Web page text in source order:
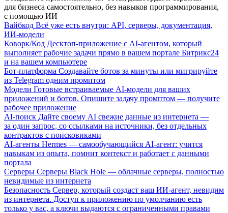
для бизнеса самостоятельно, без навыков программирования,
с помощью ИИ
Вайбкод Всё уже есть внутри: API, серверы, документация,
ИИ-модели
Коворк/Код Десктоп-приложение с AI-агентом, который
выполняет рабочие задачи прямо в вашем портале Битрикс24
и на вашем компьютере
Бот-платформа Создавайте ботов за минуты или мигрируйте
из Telegram одним промптом
Модели Готовые встраиваемые AI-модели для ваших
приложений и ботов. Опишите задачу промптом — получите
рабочее приложение
AI-поиск Дайте своему AI свежие данные из интернета —
за один запрос, со ссылками на источники, без отдельных
контрактов с поисковиками
AI-агенты Hermes — самообучающийся AI-агент: учится
навыкам из опыта, помнит контекст и работает с данными
портала
Серверы Серверы Black Hole — облачные серверы, полностью
невидимые из интернета
Безопасность Сервер, который создаст ваш ИИ-агент, невидим
из интернета. Доступ к приложению по умолчанию есть
только у вас, а ключи выдаются с ограниченными правами